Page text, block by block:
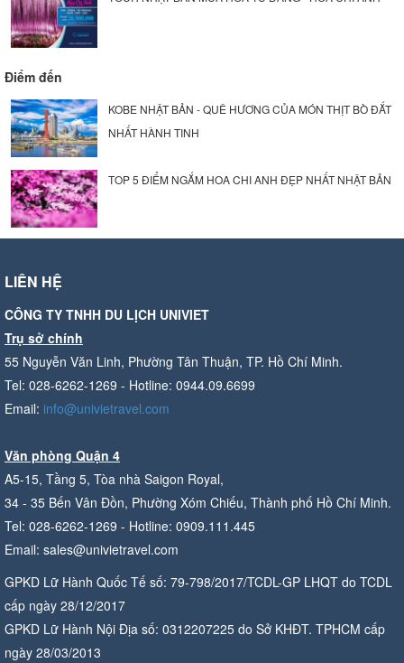
Điểm đến
KOBE NHẬT BẢN - QUÊ HƯƠNG CỦA MÓN THỊT BÒ ĐẮT
NHẤT HÀNH TINH
TOP 5 ĐIỂM NGẮM HOA CHI ANH ĐẸP NHẤT NHẬT BẢN
LIÊN HỆ
CÔNG TY TNHH DU LỊCH UNIVIET
Trụ sở chính
55 Nguyễn Văn Linh, Phường Tân Thuận, TP. Hồ Chí Minh.
Tel: 028-6262-1269 - Hotline: 0944.09.6699
Email: info@univietravel.com
Văn phòng Quận 4
A5-15, Tầng 5, Tòa nhà Saigon Royal,
34 - 35 Bến Vân Đồn, Phường Xóm Chiếu, Thành phố Hồ Chí Minh.
Tel: 028-6262-1269 - Hotline: 0909.111.445
Email: sales@univietravel.com
GPKD Lữ Hành Quốc Tế số: 79-798/2017/TCDL-GP LHQT do TCDL
cấp ngày 28/12/2017
GPKD Lữ Hành Nội Địa số: 0312207225 do Sở KHĐT. TPHCM cấp
ngày 28/03/2013